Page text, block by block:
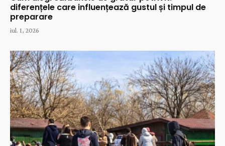
diferențele care influențează gustul și timpul de
preparare
iul. 1, 2026